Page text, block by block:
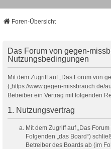
Foren-Übersicht
Das Forum von gegen-
Nutzungsbedingungen
Mit dem Zugriff auf „Das Forum von
(„https://www.gegen-missbrauch.de/
Betreiber ein Vertrag mit folgenden
1. Nutzungsvertrag
Mit dem Zugriff auf „Das
Folgenden „das Board“)
Betreiber des Boards ab (im